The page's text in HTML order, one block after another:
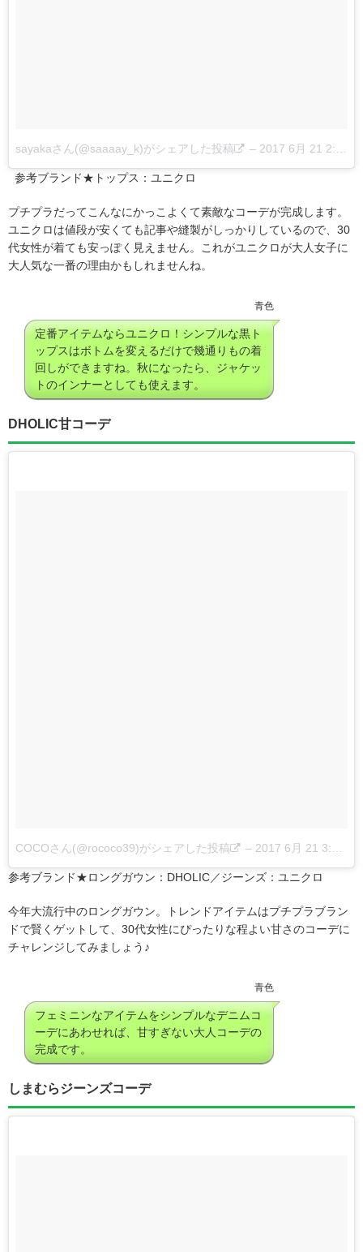
sayakaさん(@saaaay_k)がシェアした投稿 – 2017 6月 21 2:17午前 PDT
参考ブランド★トップス：ユニクロ
プチプラだってこんなにかっこよくて素敵なコーデが完成します。
ユニクロは値段が安くても記事や縫製がしっかりしているので、30
代女性が着ても安っぽく見えません。これがユニクロが大人女子に
大人気な一番の理由かもしれませんね。
青色
定番アイテムならユニクロ！シンプルな黒ト
ップスはボトムを変えるだけで幾通りもの着
回しができますね。秋になったら、ジャケッ
トのインナーとしても使えます。
DHOLIC甘コーデ
COCOさん(@rococo39)がシェアした投稿 – 2017 6月 21 3:41午前 PDT
参考ブランド★ロングガウン：DHOLIC／ジーンズ：ユニクロ
今年大流行中のロングガウン。トレンドアイテムはプチプラブラン
ドで賢くゲットして、30代女性にぴったりな程よい甘さのコーデに
チャレンジしてみましょう♪
青色
フェミニンなアイテムをシンプルなデニムコ
ーデにあわせれば、甘すぎない大人コーデの
完成です。
しまむらジーンズコーデ